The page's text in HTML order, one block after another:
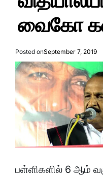
வைகோ
Posted onSeptember 7, 2019
பள்ளிகளில் 6 ஆம்